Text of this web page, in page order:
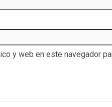
y web en este navegador